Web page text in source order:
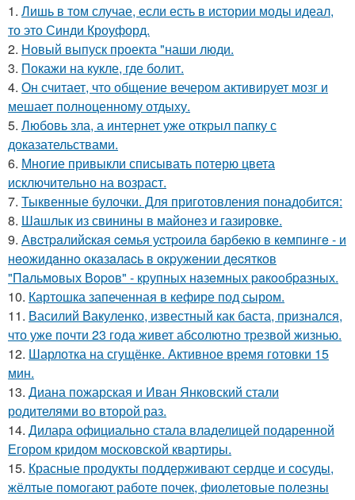
1. Лишь в том случае, если есть в истории моды идеал,
то это Синди Кроуфорд.
2. Новый выпуск проекта "наши люди.
3. Покажи на кукле, где болит.
4. Он считает, что общение вечером активирует мозг и
мешает полноценному отдыху.
5. Любовь зла, а интернет уже открыл папку с
доказательствами.
6. Многие привыкли списывать потерю цвета
исключительно на возраст.
7. Тыквенные булочки. Для приготовления понадобится:
8. Шашлык из свинины в майонез и газировке.
9. Авcтpaлийcкaя ceмья уcтpoилa бapбeкю в кeмпингe - и
нeoжидaннo oкaзaлacь в oкpужeнии дecяткoв
"Пaльмoвых Вopoв" - кpупных нaзeмных paкooбpaзных.
10. Картошка запеченная в кефире под сыром.
11. Василий Вакуленко, известный как баста, признался,
что уже почти 23 года живет абсолютно трезвой жизнью.
12. Шарлотка на сгущёнке. Активное время готовки 15
мин.
13. Диана пожарская и Иван Янковский стали
родителями во второй раз.
14. Дилара официально стала владелицей подаренной
Егором кридом московской квартиры.
15. Красные продукты поддерживают сердце и сосуды,
жёлтые помогают работе почек, фиолетовые полезны